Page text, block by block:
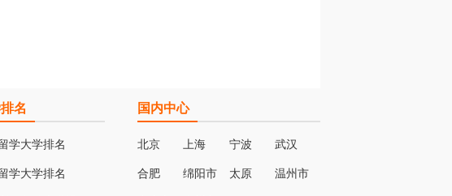
名
学大学排名
学大学排名
国内中心
北京 上海 宁波 武汉
合肥 绵阳市 太原 温州市